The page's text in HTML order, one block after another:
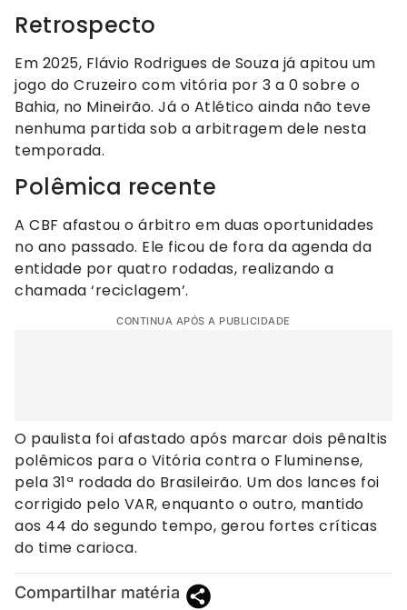
Retrospecto
Em 2025, Flávio Rodrigues de Souza já apitou um
jogo do Cruzeiro com vitória por 3 a 0 sobre o
Bahia, no Mineirão. Já o Atlético ainda não teve
nenhuma partida sob a arbitragem dele nesta
temporada.
Polêmica recente
A CBF afastou o árbitro em duas oportunidades
no ano passado. Ele ficou de fora da agenda da
entidade por quatro rodadas, realizando a
chamada ‘reciclagem’.
CONTINUA APÓS A PUBLICIDADE
O paulista foi afastado após marcar dois pênaltis
polêmicos para o Vitória contra o Fluminense,
pela 31ª rodada do Brasileirão. Um dos lances foi
corrigido pelo VAR, enquanto o outro, mantido
aos 44 do segundo tempo, gerou fortes críticas
do time carioca.
Compartilhar matéria